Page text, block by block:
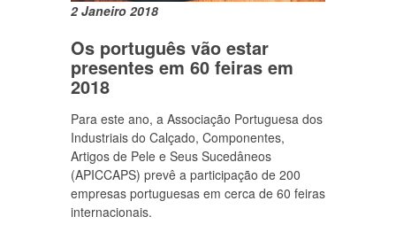
2 Janeiro 2018
Os português vão estar
presentes em 60 feiras em
2018
Para este ano, a Associação Portuguesa dos
Industriais do Calçado, Componentes,
Artigos de Pele e Seus Sucedâneos
(APICCAPS) prevê a participação de 200
empresas portuguesas em cerca de 60 feiras
internacionais.